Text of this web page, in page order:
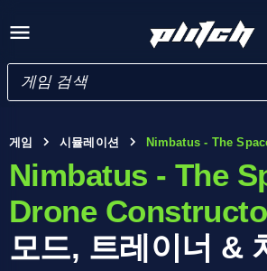
게임 시뮬레이션 Nimbatus - The
Nimbatus - The
Drone
모드, 트레이너 &